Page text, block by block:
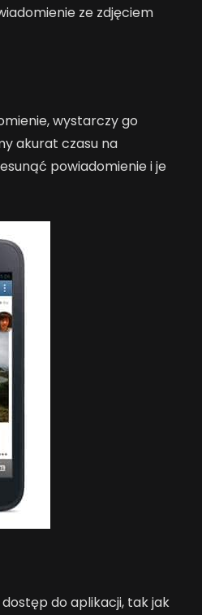
ze zdjęciem
wystarczy go
akurat czasu na
powiadomienie i je
do aplikacji, tak jak